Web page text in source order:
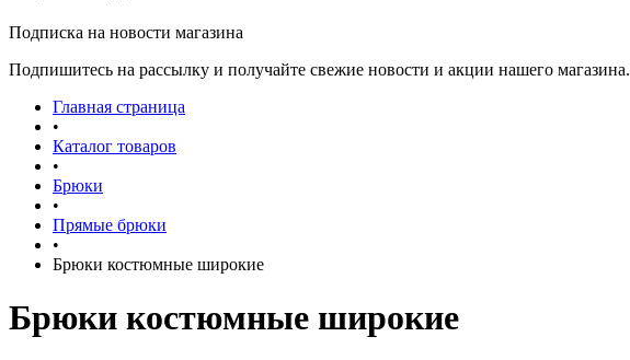
Подписка на новости магазина
Подпишитесь на рассылку и получайте свежие новости и акции нашего магазина.
Главная страница
•
Каталог товаров
•
Брюки
•
Прямые брюки
•
Брюки костюмные широкие
Брюки костюмные широкие